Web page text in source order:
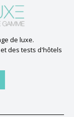
de luxe.
des tests d'hôtels